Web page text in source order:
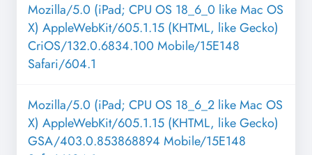
Mozilla/5.0 (iPad; CPU OS 18_6_0 like Mac OS
X) AppleWebKit/605.1.15 (KHTML, like Gecko)
CriOS/132.0.6834.100 Mobile/15E148
Safari/604.1
Mozilla/5.0 (iPad; CPU OS 18_6_2 like Mac OS
X) AppleWebKit/605.1.15 (KHTML, like Gecko)
GSA/403.0.853868894 Mobile/15E148